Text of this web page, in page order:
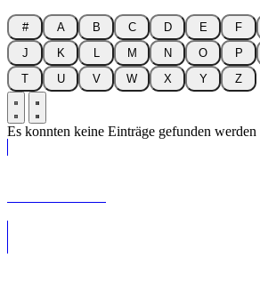
# A B C D E F
J
K M N O P
T
U V W X Y Z
Es konnten keine Einträge gefunden werden